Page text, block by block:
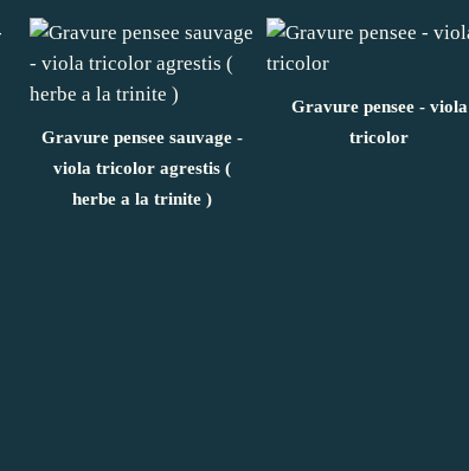
Gravure pensee sauvage -
viola tricolor agrestis (
herbe a la trinite )
Gravure pensee - viola
tricolor